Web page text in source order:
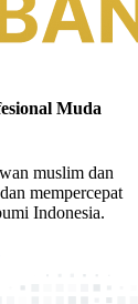
Muda
muslim dan
mempercepat
Indonesia.